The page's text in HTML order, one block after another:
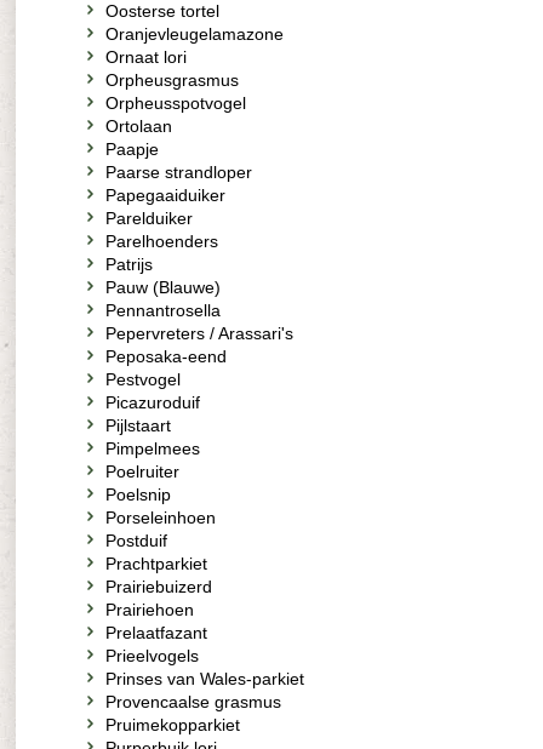
Oosterse tortel
Oranjevleugelamazone
Ornaat lori
Orpheusgrasmus
Orpheusspotvogel
Ortolaan
Paapje
Paarse strandloper
Papegaaiduiker
Parelduiker
Parelhoenders
Patrijs
Pauw (Blauwe)
Pennantrosella
Pepervreters / Arassari's
Peposaka-eend
Pestvogel
Picazuroduif
Pijlstaart
Pimpelmees
Poelruiter
Poelsnip
Porseleinhoen
Postduif
Prachtparkiet
Prairiebuizerd
Prairiehoen
Prelaatfazant
Prieelvogels
Prinses van Wales-parkiet
Provencaalse grasmus
Pruimekopparkiet